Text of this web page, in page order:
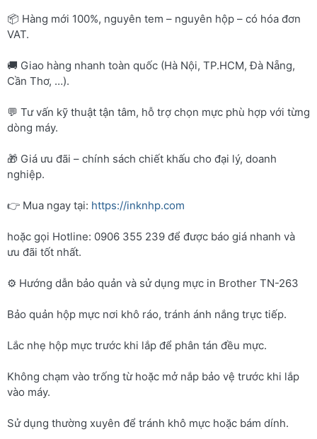
📦 Hàng mới 100%, nguyên tem – nguyên hộp – có hóa đơn
VAT.
🚚 Giao hàng nhanh toàn quốc (Hà Nội, TP.HCM, Đà Nẵng,
Cần Thơ, …).
💬 Tư vấn kỹ thuật tận tâm, hỗ trợ chọn mực phù hợp với từng
dòng máy.
🎁 Giá ưu đãi – chính sách chiết khấu cho đại lý, doanh
nghiệp.
👉 Mua ngay tại: https://inknhp.com
hoặc gọi Hotline: 0906 355 239 để được báo giá nhanh và
ưu đãi tốt nhất.
⚙️ Hướng dẫn bảo quản và sử dụng mực in Brother TN-263
Bảo quản hộp mực nơi khô ráo, tránh ánh nắng trực tiếp.
Lắc nhẹ hộp mực trước khi lắp để phân tán đều mực.
Không chạm vào trống từ hoặc mở nắp bảo vệ trước khi lắp
vào máy.
Sử dụng thường xuyên để tránh khô mực hoặc bám dính.